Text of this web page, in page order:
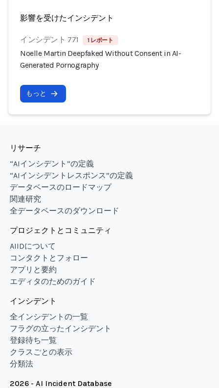
影響を受けたインシデント
インシデント 771 1 レポート
Noelle Martin Deepfaked Without Consent in AI-
Generated Pornography
もっと
リサーチ
“AIインシデント”の定義
“AIインシデントレスポンス”の定義
データベースのロードマップ
関連研究
全データベースのダウンロード
プロジェクトとコミュニティ
AIIDについて
コンタクトとフォロー
アプリと要約
エディタのためのガイド
インシデント
全インシデントの一覧
フラグの立ったインシデント
登録待ち一覧
クラスごとの表示
分類法
2026 - AI Incident Database